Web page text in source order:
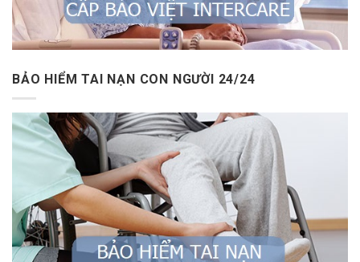
BẢO HIỂM TAI NẠN CON NGƯỜI 24/24